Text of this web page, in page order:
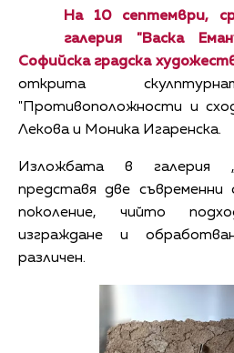
На 10 септември,
галерия "Васка
Софийска градска
открита
"Противоположности и
Лекова и Моника Игаренска.
Изложбата в галерия
представя две
поколение, чийто
изграждане и
различен.